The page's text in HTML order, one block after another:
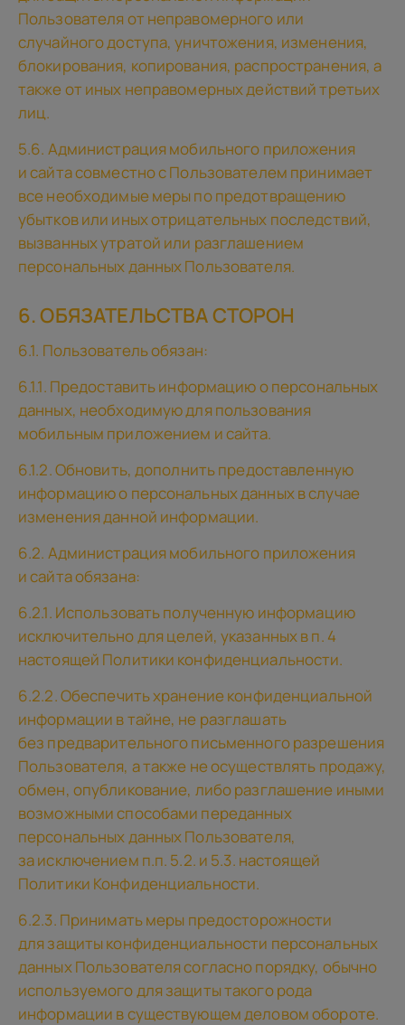
Пользователя от неправомерного или
случайного доступа, уничтожения, изменения,
блокирования, копирования, распространения, а
также от иных неправомерных действий третьих
лиц.
5.6. Администрация мобильного приложения
и сайта совместно с Пользователем принимает
все необходимые меры по предотвращению
убытков или иных отрицательных последствий,
вызванных утратой или разглашением
персональных данных Пользователя.
6. ОБЯЗАТЕЛЬСТВА СТОРОН
6.1. Пользователь обязан:
6.1.1. Предоставить информацию о персональных
данных, необходимую для пользования
мобильным приложением и сайта.
6.1.2. Обновить, дополнить предоставленную
информацию о персональных данных в случае
изменения данной информации.
6.2. Администрация мобильного приложения
и сайта обязана:
6.2.1. Использовать полученную информацию
исключительно для целей, указанных в п. 4
настоящей Политики конфиденциальности.
6.2.2. Обеспечить хранение конфиденциальной
информации в тайне, не разглашать
без предварительного письменного разрешения
Пользователя, а также не осуществлять продажу,
обмен, опубликование, либо разглашение иными
возможными способами переданных
персональных данных Пользователя,
за исключением п.п. 5.2. и 5.3. настоящей
Политики Конфиденциальности.
6.2.3. Принимать меры предосторожности
для защиты конфиденциальности персональных
данных Пользователя согласно порядку, обычно
используемого для защиты такого рода
информации в существующем деловом обороте.